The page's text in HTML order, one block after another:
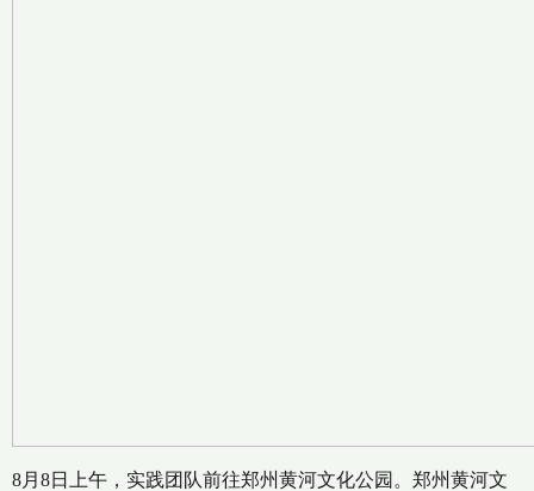
8月8日上午，实践团队前往郑州黄河文化公园。郑州黄河文